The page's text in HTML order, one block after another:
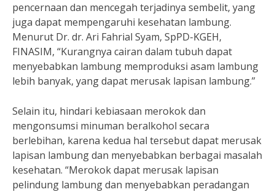
pencernaan dan mencegah terjadinya sembelit, yang
juga dapat mempengaruhi kesehatan lambung.
Menurut Dr. dr. Ari Fahrial Syam, SpPD-KGEH,
FINASIM, “Kurangnya cairan dalam tubuh dapat
menyebabkan lambung memproduksi asam lambung
lebih banyak, yang dapat merusak lapisan lambung.”
Selain itu, hindari kebiasaan merokok dan
mengonsumsi minuman beralkohol secara
berlebihan, karena kedua hal tersebut dapat merusak
lapisan lambung dan menyebabkan berbagai masalah
kesehatan. “Merokok dapat merusak lapisan
pelindung lambung dan menyebabkan peradangan